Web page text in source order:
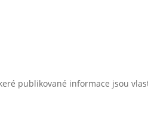
publikované informace jsou